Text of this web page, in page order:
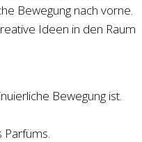
Bewegung nach vorne.
Ideen in den Raum
Bewegung ist.